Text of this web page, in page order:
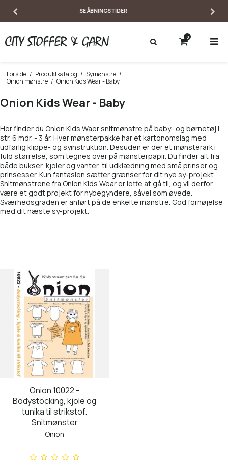
EKSPERTISE & PERSONLIG RÅDGIVNING
0
Forside / Produktkatalog / Symønstre /
Onion mønstre / Onion Kids Wear - Baby
Onion Kids Wear - Baby
Her finder du Onion Kids Waer snitmønstre på baby- og børnetøj i
str. 6 mdr. - 3 år. Hver mønsterpakke har et kartonomslag med
udførlig klippe- og syinstruktion. Desuden er der et mønsterark i
fuld størrelse, som tegnes over på mønsterpapir. Du finder alt fra
både bukser, kjoler og vanter, til udklædning med små prinser og
prinsesser. Kun fantasien sætter grænser for dit nye sy-projekt.
Snitmønstrene fra Onion Kids Wear er lette at gå til, og vil derfor
være et godt projekt for nybegyndere, såvel som øvede.
Sværhedsgraden er anført på de enkelte mønstre. God fornøjelse
med dit næste sy-projekt.
Onion 10022 -
Bodystocking, kjole og
tunika til strikstof.
Snitmønster
Onion